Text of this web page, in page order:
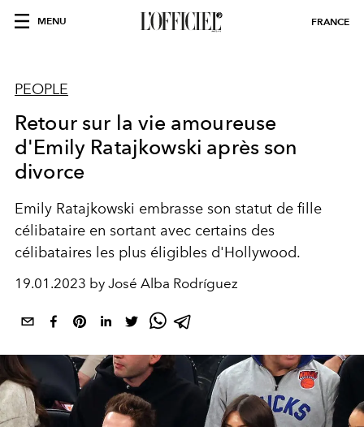
MENU FRANCE
PEOPLE
Retour sur la vie amoureuse
d'Emily Ratajkowski après son
divorce
Emily Ratajkowski embrasse son statut de fille
célibataire en sortant avec certains des
célibataires les plus éligibles d'Hollywood.
19.01.2023 by José Alba Rodríguez